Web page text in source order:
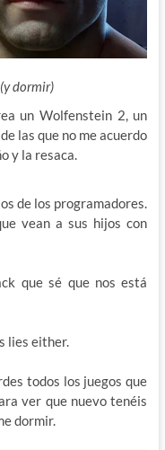
dormir)
unWolfenstein 2, un
las que no me acuerdo
y la resaca.
de los programadores.
vean a sus hijos con
que sé que nos está
lies either.
todos los juegos que
ver que nuevo tenéis
dormir.